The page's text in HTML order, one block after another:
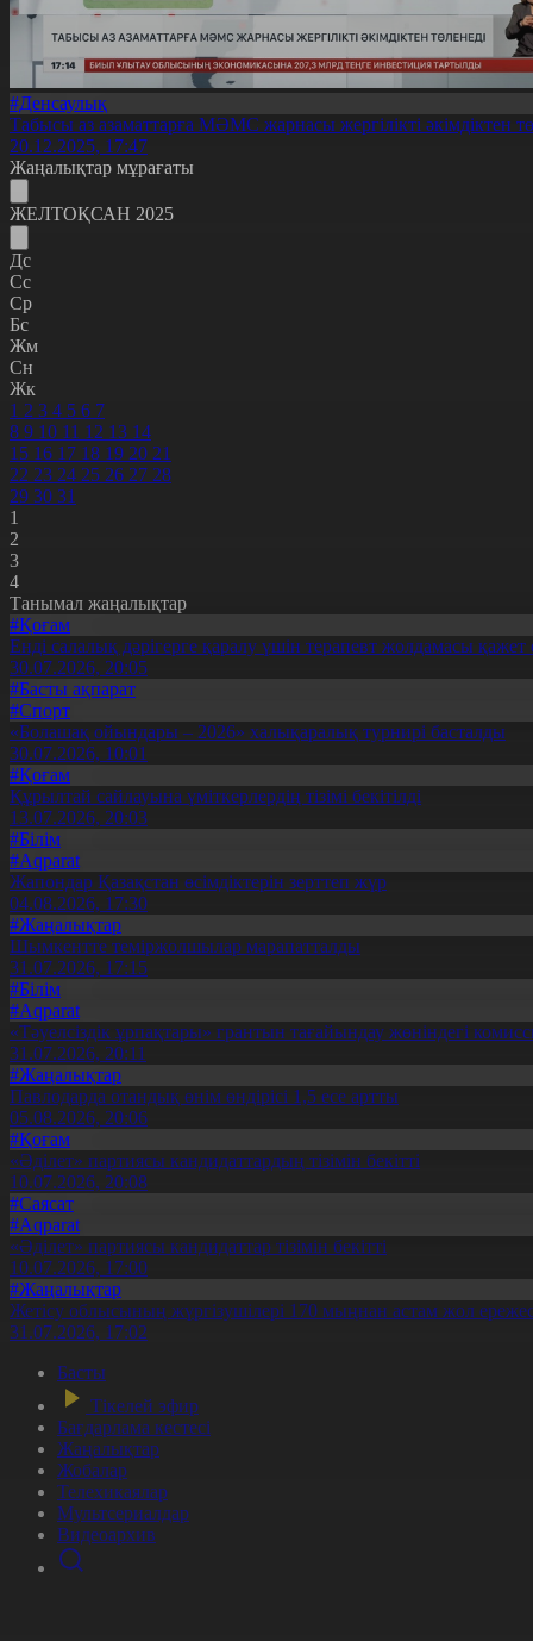
#Денсаулық
Табысы аз азаматтарға МӘМС жарнасы жергілікті әкімдіктен
20.12.2025, 17:47
Жаңалықтар мұрағаты
ЖЕЛТОҚСАН 2025
Дс
Сс
Ср
Бс
Жм
Сн
Жк
1 2 3 4 5 6 7
8 9 10 11 12 13 14
15 16 17 18 19 20 21
22 23 24 25 26 27 28
29 30 31
1
2
3
4
Танымал жаңалықтар
#Қоғам
Енді салалық дәрігерге қаралу үшін терапевт жолдамасы қажет
30.07.2026, 20:05
#Басты ақпарат
#Спорт
«Болашақ ойындары – 2026» халықаралық турнирі басталды
30.07.2026, 10:01
#Қоғам
Құрылтай сайлауына үміткерлердің тізімі бекітілді
13.07.2026, 20:03
#Білім
#Aqparat
Жапондар Қазақстан өсімдіктерін зерттеп жүр
04.08.2026, 17:30
#Жаңалықтар
Шымкентте теміржолшылар марапатталды
31.07.2026, 17:15
#Білім
#Aqparat
«Тәуелсіздік ұрпақтары» грантын тағайындау жөніндегі
31.07.2026, 20:11
#Жаңалықтар
Павлодарда отандық өнім өндірісі 1,5 есе артты
05.08.2026, 20:06
#Қоғам
«Әділет» партиясы кандидаттардың тізімін бекітті
10.07.2026, 20:08
#Саясат
#Aqparat
«Әділет» партиясы кандидаттар тізімін бекітті
10.07.2026, 17:00
#Жаңалықтар
Жетісу облысының жүргізушілері 170 мыңнан астам жол
31.07.2026, 17:02
Басты
Тікелей эфир
Бағдарлама кестесі
Жаңалықтар
Жобалар
Телехикаялар
Мультсериалдар
Видеоархив